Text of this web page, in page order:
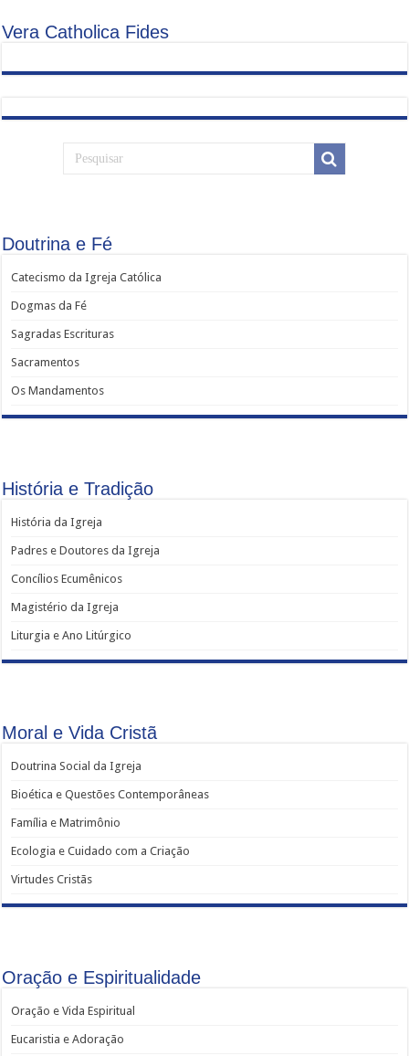
Vera Catholica Fides
Doutrina e Fé
Catecismo da Igreja Católica
Dogmas da Fé
Sagradas Escrituras
Sacramentos
Os Mandamentos
História e Tradição
História da Igreja
Padres e Doutores da Igreja
Concílios Ecumênicos
Magistério da Igreja
Liturgia e Ano Litúrgico
Moral e Vida Cristã
Doutrina Social da Igreja
Bioética e Questões Contemporâneas
Família e Matrimônio
Ecologia e Cuidado com a Criação
Virtudes Cristãs
Oração e Espiritualidade
Oração e Vida Espiritual
Eucaristia e Adoração